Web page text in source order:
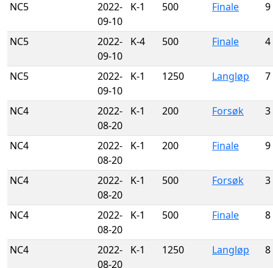
NC5
2022-
09-10
K-1 500 Finale 9
NC5
2022-
09-10
K-4 500 Finale 4
NC5
2022-
09-10
K-1 1250 Langløp 7
NC4
2022-
08-20
K-1 200 Forsøk 3
NC4
2022-
08-20
K-1 200 Finale 9
NC4
2022-
08-20
K-1 500 Forsøk 3
NC4
2022-
08-20
K-1 500 Finale 8
NC4
2022-
08-20
K-1 1250 Langløp 8